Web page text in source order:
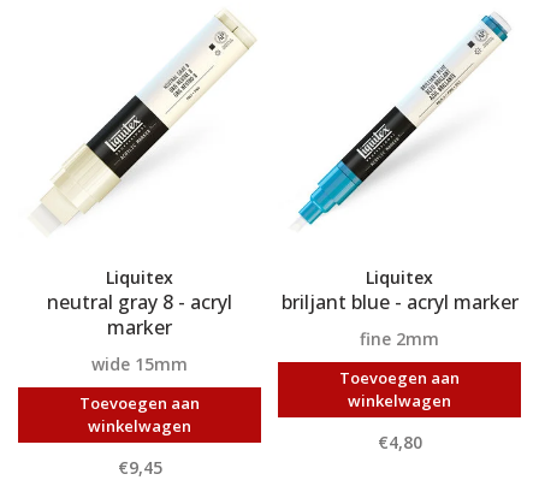
Liquitex
neutral gray 8 - acryl
marker
wide 15mm
Toevoegen aan
winkelwagen
€9,45
Liquitex
briljant blue - acryl marker
fine 2mm
Toevoegen aan
winkelwagen
€4,80